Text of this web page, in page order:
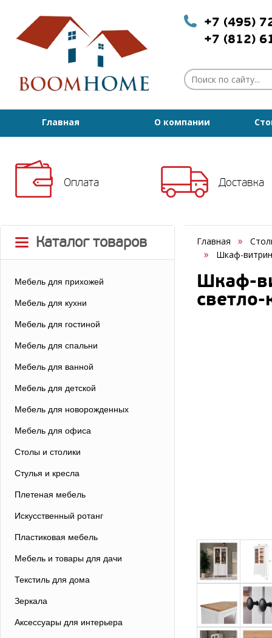
+7 (495)
+7 (812)
Главная О компании
Оплата Доставка
Каталог товаров
Мебель для прихожей
Мебель для кухни
Мебель для гостиной
Мебель для спальни
Мебель для ванной
Мебель для детской
Мебель для новорожденных
Мебель для офиса
Столы и столики
Стулья и кресла
Плетеная мебель
Искусственный ротанг
Пластиковая мебель
Мебель и товары для дачи
Текстиль для дома
Зеркала
Аксессуары для интерьера
Главная
Шкаф-
Шкаф-